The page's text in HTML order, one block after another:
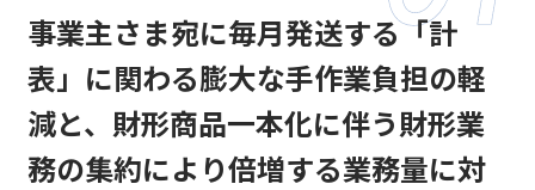
事業主さま宛に毎月発送する「計
表」に関わる膨大な手作業負担の軽
減と、財形商品一本化に伴う財形業
務の集約により倍増する業務量に対